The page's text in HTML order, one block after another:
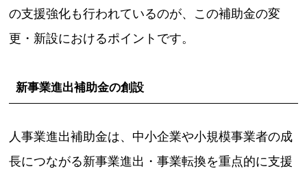
の支援強化も行われているのが、この補助金の変
更・新設におけるポイントです。
新事業進出補助金の創設
人事業進出補助金は、中小企業や小規模事業者の成
長につながる新事業進出・事業転換を重点的に支援